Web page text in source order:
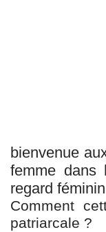
bienvenue
femme
regard
Comment
patriarcale ?